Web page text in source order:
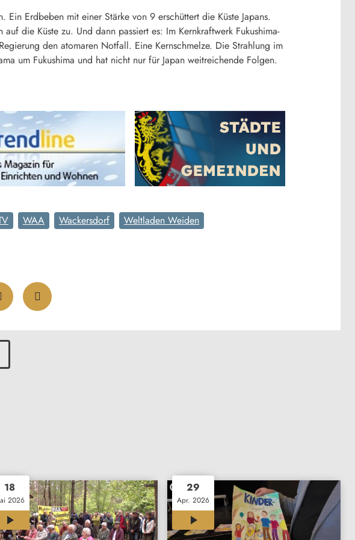
Erdbeben mit einer Stärke von 9 erschüttert die Küste Japans.
die Küste zu. Und dann passiert es: Im Kernkraftwerk Fukushima-
den atomaren Notfall. Eine Kernschmelze. Die Strahlung im
um Fukushima und hat nicht nur für Japan weitreichende Folgen.
WAA Wackersdorf
Weltladen Weiden
18
2026
29
Apr. 2026